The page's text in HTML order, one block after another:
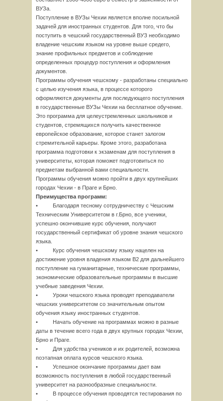
ВУЗа.
Поступление в ВУЗы Чехии является вполне посильной
задачей для иностранных студентов. Для того, что бы
поступить в чешский государственный ВУЗ необходимо
владение чешским языком на уровне выше средего,
знание профильных предметов и соблюдение
определенных процедур поступления и оформления
документов.
Программы обучения чешскому - разработаны специально
с целью изучения языка, в процессе которого
оформляются документы для последующего поступления
в государственные ВУЗы Чехии на бесплатное обучение.
Это программа для целеустремленных школьников и
студентов, стремящихся получить качественное
европейское образование, которое станет залогом
стремительной карьеры. Кроме этого, разработана
программа подготовки к экзаменам для поступления в
университеты, которая поможет подготовиться по
предметам выбранной вами специальности.
Программы обучения можно пройти в двух крупнейших
городах Чехии - в Праге и Брно.
Преимущества программ:
• Благодаря тесному сотрудничеству с Чешским
Техническим Университетом в г.Брно, все ученики,
успешно окончившие курс обучения, получают
государственный сертификат об уровне знания чешского
языка.
• Курс обучения чешскому языку нацелен на
достижение уровня владения языком В2 для дальнейшего
поступление на гуманитарные, технические программы,
экономические образовательные программы в высшие
учебные заведения Чехии.
• Уроки чешского языка проводят преподаватели
чешских университетом со значительным опытом
обучения языку иностранных студентов.
• Начать обучение на программах можно в разные
даты в течение всего года в двух крупных городах Чехии,
Брно и Праге.
• Для удобства учеников и их родителей, возможна
поэтапная оплата курсов чешского языка.
• Успешное окончание программы дает вам
возможность поступления в любой государственный
университет на разнообразные специальности.
• В процессе обучения проводятся тестирования по